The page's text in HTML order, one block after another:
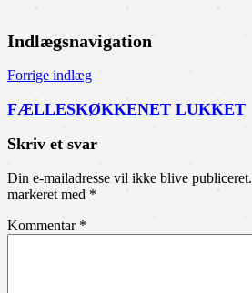
Indlægsnavigation
Forrige indlæg
FÆLLESKØKKENET LUKKET
Skriv et svar
Din e-mailadresse vil ikke blive publiceret.
markeret med *
Kommentar *